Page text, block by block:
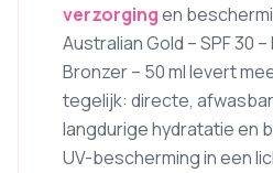
verzorgingen
Australian Gold – SPF 30
Bronzer – 50 ml levert
tegelijk: directe,
langdurige hydratatie en
UV-bescherming in een